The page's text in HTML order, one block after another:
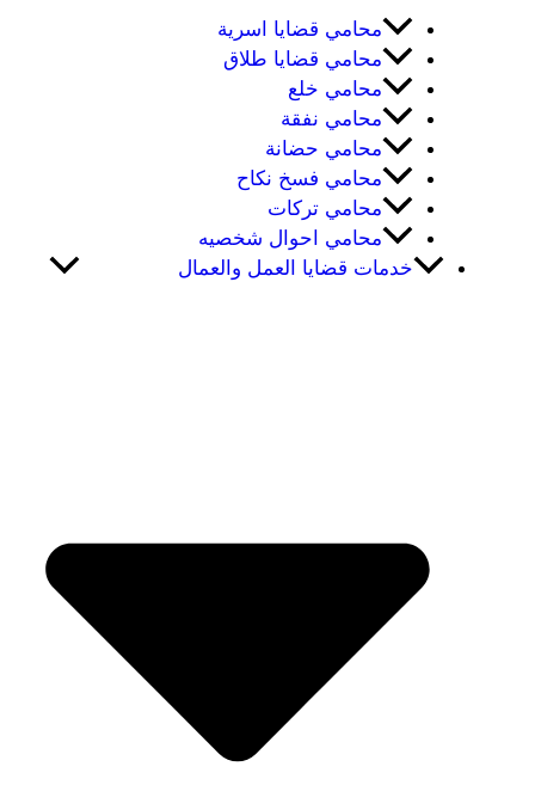
محامي قضايا اسرية
محامي قضايا طلاق
محامي خلع
محامي نفقة
محامي حضانة
محامي فسخ نكاح
محامي تركات
محامي احوال شخصيه
خدمات قضايا العمل والعمال